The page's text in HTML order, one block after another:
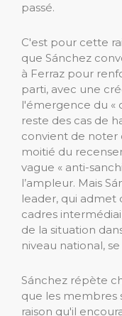
passé.
C'est pour cette
que Sánchez
à Ferraz pour
parti, avec une
l'émergence du «
reste des cas de
convient de noter
moitié du
vague « anti-
l’ampleur. Mais
leader, qui admet
cadres
de la situation
niveau national,
Sánchez répète
que les membres
raison qu'il